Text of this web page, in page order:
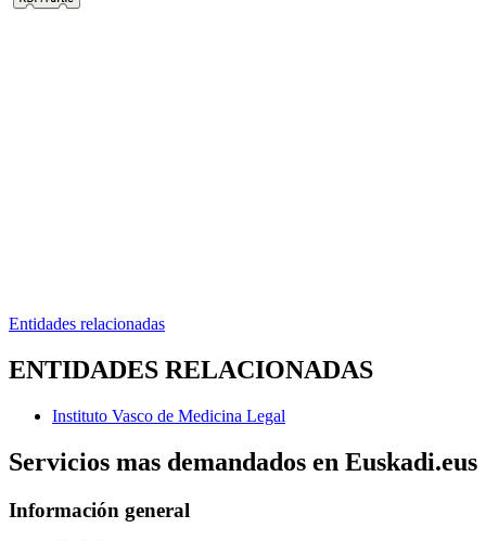
Entidades relacionadas
ENTIDADES RELACIONADAS
Instituto Vasco de Medicina Legal
Servicios mas demandados en Euskadi.eus
Información general